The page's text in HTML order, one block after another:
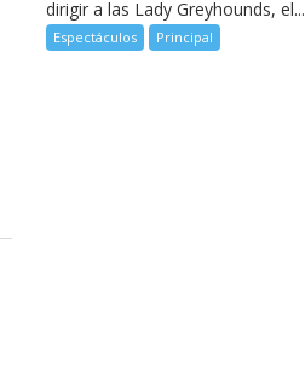
dirigir a las Lady Greyhounds, el...
Espectáculos Principal